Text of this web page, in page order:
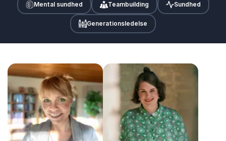
Mental sundhed Teambuilding Sundhed
Generationsledelse